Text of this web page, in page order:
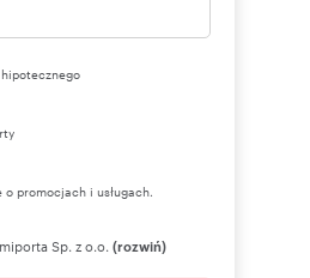
promocjach i usługach.
Sp. z o.o. (rozwiń)